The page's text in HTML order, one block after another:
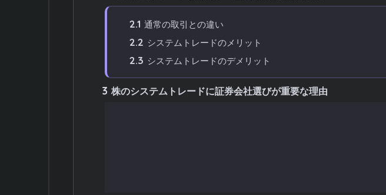
2.1 通常の取引との違い
2.2 システムトレードのメリット
2.3 システムトレードのデメリット
3 株のシステムトレードに証券会社選びが重要な理由